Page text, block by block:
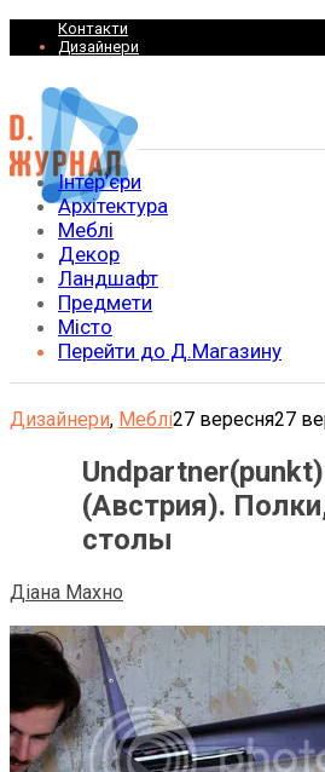
Контакти
Дизайнери
Інтер’єри
Архітектура
Меблі
Декор
Ландшафт
Предмети
Місто
Перейти до Д.Магазину
Дизайнери, Меблі27 вересня27
(Австрия).
столы
Діана Махно